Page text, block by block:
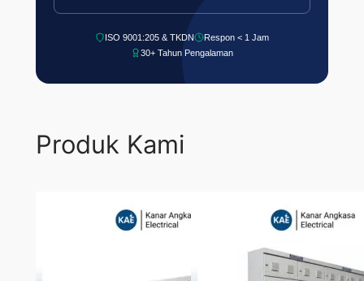
ISO 9001:205 & TKDN
Respon < 1 Jam
30+ Tahun Pengalaman
Produk Kami